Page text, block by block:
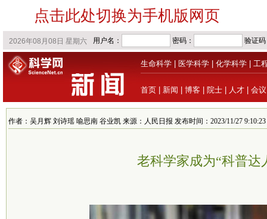
点击此处切换为手机版网页
生命科学 医学科学 化学科学 工
首页 新闻 博客 院士 人才 会议
作者：吴月辉 刘诗瑶 喻思南 谷业凯 来源：人民日报 发布时间：2023/11/27 9:10:23
老科学家成为“科普达